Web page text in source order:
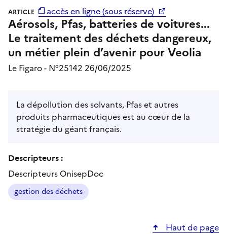
accès en ligne (sous réserve)
ARTICLE
Aérosols, Pfas, batteries de voitures...
Le traitement des déchets dangereux,
un métier plein d’avenir pour Veolia
Le Figaro - N°25142 26/06/2025
La dépollution des solvants, Pfas et autres
produits pharmaceutiques est au cœur de la
stratégie du géant français.
Descripteurs :
Descripteurs OnisepDoc
gestion des déchets
Haut de page